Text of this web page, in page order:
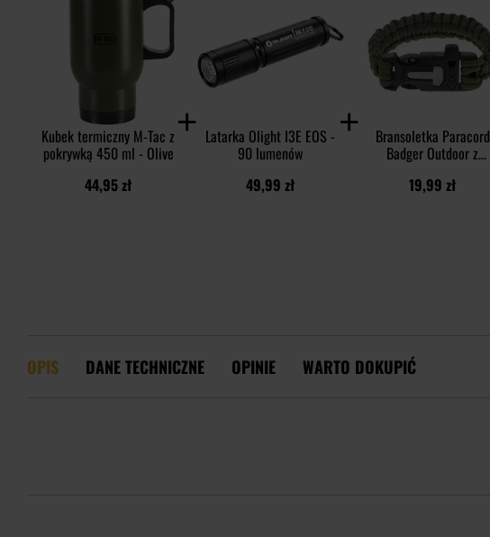
Kubek termiczny M-Tac z
pokrywką 450 ml - Olive
44,95 zł
Latarka Olight I3E EOS -
90 lumenów
49,99 zł
Bransoletka Paracord
Badger Outdoor z
19,99 zł
OPIS DANE TECHNICZNE OPINIE WARTO DOKUPIĆ